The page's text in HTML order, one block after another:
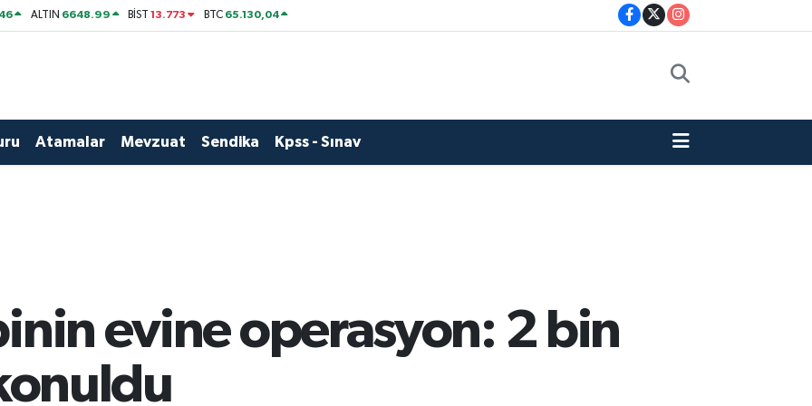
ALTIN 6648.99 BİST13.773 BTC 65.130,04
Atamalar Mevzuat Sendika Kpss - Sınav
evine operasyon: 2 bin